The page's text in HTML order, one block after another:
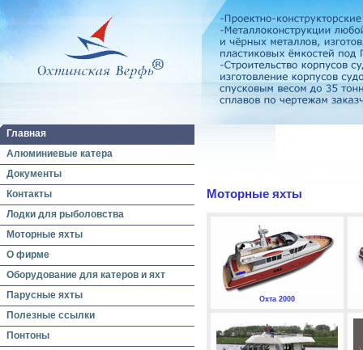
Главная
Алюминиевые катера
Документы
Контакты
Лодки для рыболовства
Моторные яхты
О фирме
Оборудование для катеров и яхт
Парусные яхты
Полезные ссылки
Понтоны
Моторные яхты
Охта 2000